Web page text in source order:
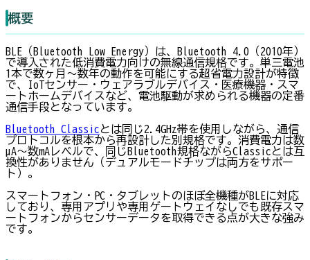
概要
BLE（Bluetooth Low Energy）は、Bluetooth 4.0（2010年）
で導入された低消費電力向けの無線通信規格です。単三電池
1本で数ヶ月〜数年の動作を可能にする超省電力設計が特徴
で、IoTセンサー・ウェアラブルデバイス・医療機器・スマ
ートホームデバイスなど、電池駆動が求められる機器の定番
通信手段となっています。
Bluetooth Classicとは同じ2.4GHz帯を使用しながら、通信
プロトコルを根本から再設計した別規格です。消費電力は数
µA〜数mAレベルで、同じBluetooth規格ながらClassicとは互
換性がありません（デュアルモードチップは両方をサポー
ト）。
スマートフォン・PC・タブレットのほぼ全機種がBLEに対応
しており、専用アプリや専用ゲートウェイなしでも既存スマ
ートフォンからセンサーデータを取得できる点が大きな強み
です。